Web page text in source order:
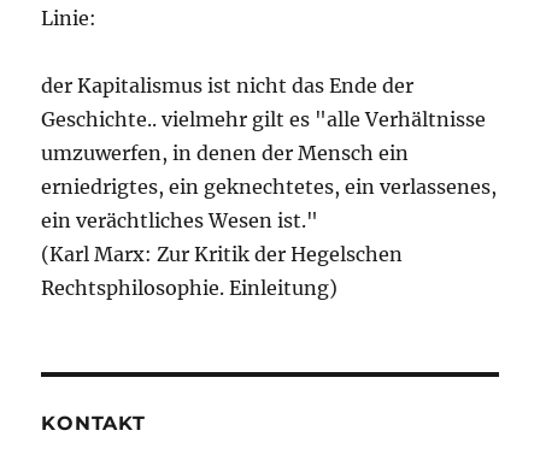
Linie:
der Kapitalismus ist nicht das Ende der
Geschichte.. vielmehr gilt es "alle Verhältnisse
umzuwerfen, in denen der Mensch ein
erniedrigtes, ein geknechtetes, ein verlassenes,
ein verächtliches Wesen ist."
(Karl Marx: Zur Kritik der Hegelschen
Rechtsphilosophie. Einleitung)
KONTAKT